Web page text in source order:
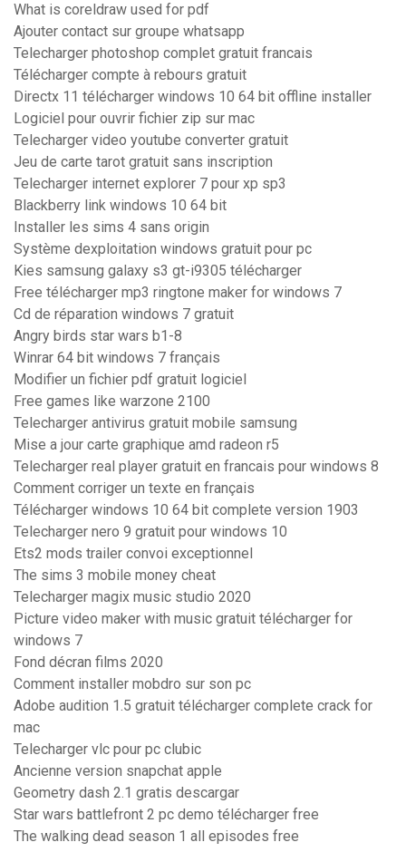
What is coreldraw used for pdf
Ajouter contact sur groupe whatsapp
Telecharger photoshop complet gratuit francais
Télécharger compte à rebours gratuit
Directx 11 télécharger windows 10 64 bit offline installer
Logiciel pour ouvrir fichier zip sur mac
Telecharger video youtube converter gratuit
Jeu de carte tarot gratuit sans inscription
Telecharger internet explorer 7 pour xp sp3
Blackberry link windows 10 64 bit
Installer les sims 4 sans origin
Système dexploitation windows gratuit pour pc
Kies samsung galaxy s3 gt-i9305 télécharger
Free télécharger mp3 ringtone maker for windows 7
Cd de réparation windows 7 gratuit
Angry birds star wars b1-8
Winrar 64 bit windows 7 français
Modifier un fichier pdf gratuit logiciel
Free games like warzone 2100
Telecharger antivirus gratuit mobile samsung
Mise a jour carte graphique amd radeon r5
Telecharger real player gratuit en francais pour windows 8
Comment corriger un texte en français
Télécharger windows 10 64 bit complete version 1903
Telecharger nero 9 gratuit pour windows 10
Ets2 mods trailer convoi exceptionnel
The sims 3 mobile money cheat
Telecharger magix music studio 2020
Picture video maker with music gratuit télécharger for
windows 7
Fond décran films 2020
Comment installer mobdro sur son pc
Adobe audition 1.5 gratuit télécharger complete crack for
mac
Telecharger vlc pour pc clubic
Ancienne version snapchat apple
Geometry dash 2.1 gratis descargar
Star wars battlefront 2 pc demo télécharger free
The walking dead season 1 all episodes free